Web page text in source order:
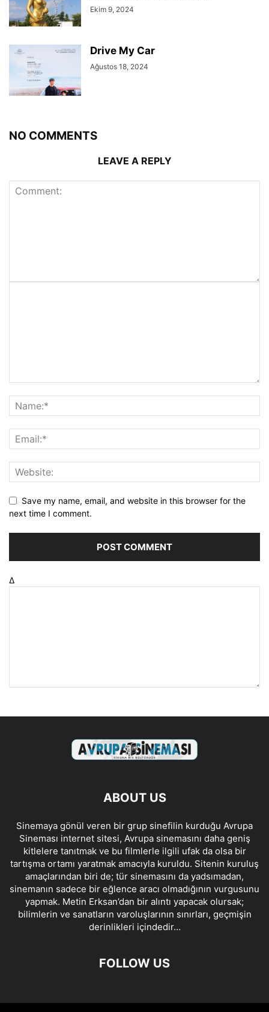
Ekim 9, 2024
Drive My Car
Ağustos 18, 2024
NO COMMENTS
LEAVE A REPLY
Save my name, email, and website in this browser for the
next time I comment.
Δ
ABOUT US
Sinemaya gönül veren bir grup sinefilin kurduğu Avrupa
Sineması internet sitesi, Avrupa sinemasını daha geniş
kitlelere tanıtmak ve bu filmlerle ilgili ufak da olsa bir
tartışma ortamı yaratmak amacıyla kuruldu. Sitenin kuruluş
amaçlarından biri de; tür sinemasını da yadsımadan,
sinemanın sadece bir eğlence aracı olmadığının vurgusunu
yapmak. Metin Erksan’dan bir alıntı yapacak olursak;
bilimlerin ve sanatların varoluşlarının sınırları, geçmişin
derinlikleri içindedir…
FOLLOW US